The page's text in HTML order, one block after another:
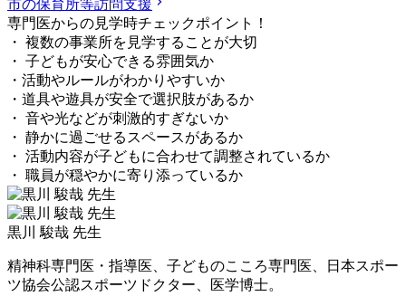
市の保育所等訪問支援
専門医からの見学時チェックポイント！
・ 複数の事業所を見学することが大切
・ 子どもが安心できる雰囲気か
・活動やルールがわかりやすいか
・道具や遊具が安全で選択肢があるか
・ 音や光などが刺激的すぎないか
・ 静かに過ごせるスペースがあるか
・ 活動内容が子どもに合わせて調整されているか
・ 職員が穏やかに寄り添っているか
黒川 駿哉 先生
精神科専門医・指導医、子どものこころ専門医、日本スポー
ツ協会公認スポーツドクター、医学博士。